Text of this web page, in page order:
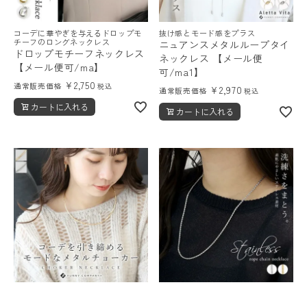
コーデに華やぎを与えるドロップモ
チーフのロングネックレス
ドロップモチーフネックレス
【メール便可/ma】
通常販売価格 ¥ 2,750 税込
カートに入れる
抜け感とモード感をプラス
ニュアンスメタルループタイ
ネックレス 【メール便
可/ma1】
通常販売価格 ¥ 2,970 税込
カートに入れる